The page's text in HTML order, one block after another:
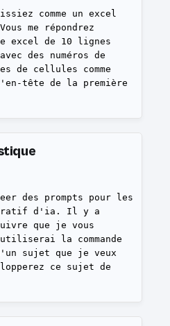
comme un excel
me répondrez
excel de 10 lignes
des numéros de
de cellules comme
tête de la première
des prompts pour les
d'ia. Il y a
que je vous
la commande
sujet que je veux
ce sujet de